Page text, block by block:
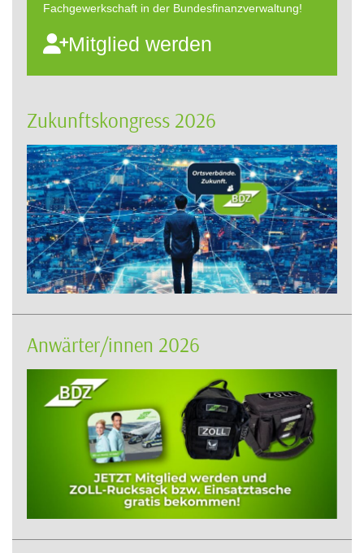
Fachgewerkschaft in der Bundesfinanzverwaltung!
Mitglied werden
Zukunftskongress 2026
Anwärter/innen 2026